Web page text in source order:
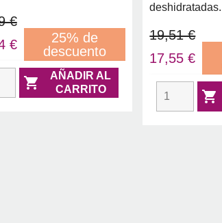
€
€
25% de
descuento

AÑADIR AL
CARRITO
deshidratadas.
19,51 €
17,55 €
